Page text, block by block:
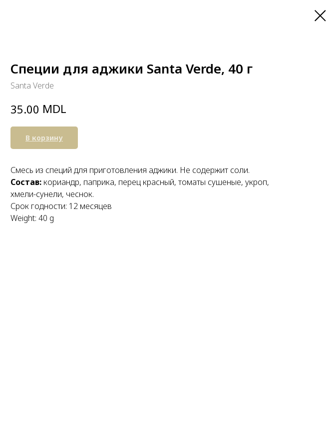
Специи для аджики Santa Verde, 40 г
Santa Verde
35.00 MDL
В корзину
Смесь из специй для приготовления аджики. Не содержит соли.
Состав: кориандр, паприка, перец красный, томаты сушеные, укроп,
хмели-сунели, чеснок.
Срок годности: 12 месяцев
Weight: 40 g